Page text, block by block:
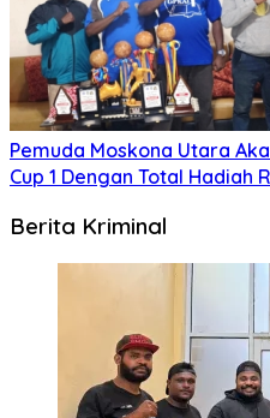
Pemuda Moskona Utara
Cup 1 Dengan Total Hadiah
Berita Kriminal